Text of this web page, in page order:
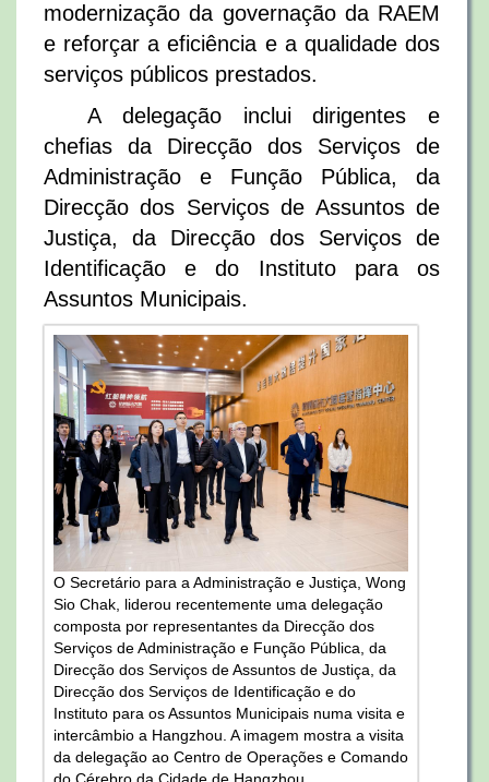
modernização da governação da RAEM
e reforçar a eficiência e a qualidade dos
serviços públicos prestados.
A delegação inclui dirigentes e
chefias da Direcção dos Serviços de
Administração e Função Pública, da
Direcção dos Serviços de Assuntos de
Justiça, da Direcção dos Serviços de
Identificação e do Instituto para os
Assuntos Municipais.
O Secretário para a Administração e Justiça, Wong
Sio Chak, liderou recentemente uma delegação
composta por representantes da Direcção dos
Serviços de Administração e Função Pública, da
Direcção dos Serviços de Assuntos de Justiça, da
Direcção dos Serviços de Identificação e do
Instituto para os Assuntos Municipais numa visita e
intercâmbio a Hangzhou. A imagem mostra a visita
da delegação ao Centro de Operações e Comando
do Cérebro da Cidade de Hangzhou.